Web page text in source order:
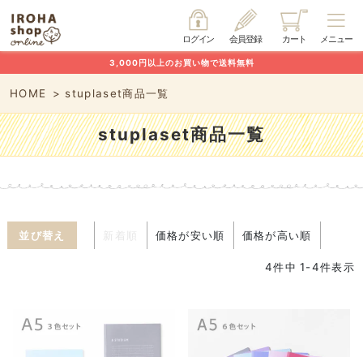
メニュー
カート
会員登録
ログイン
3,000円以上のお買い物で送料無料
HOME stuplaset商品一覧
stuplaset商品一覧
並び替え 価格が安い順 価格が高い順
4件中 1-4件表示